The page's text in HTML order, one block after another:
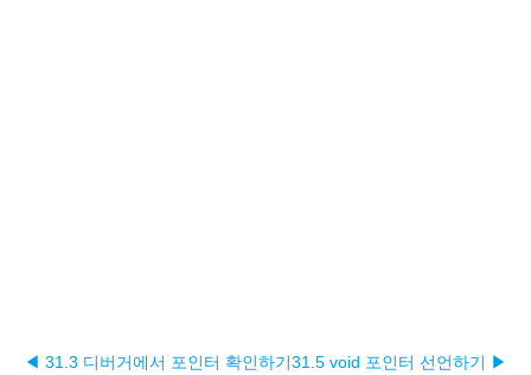
◀ 31.3 디버거에서 포인터 확인하기31.5 void 포인터 선언하기 ▶︎